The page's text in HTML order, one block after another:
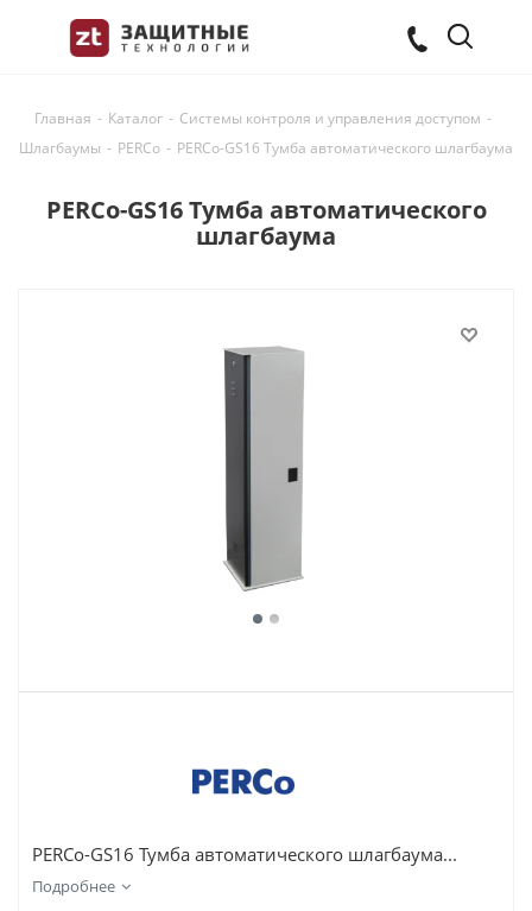
Главная - Каталог - Системы контроля и управления доступом -
Шлагбаумы - PERCo - PERCo-GS16 Тумба автоматического шлагбаума
PERCo-GS16 Тумба автоматического
шлагбаума
PERCo-GS16 Тумба автоматического шлагбаума...
Подробнее